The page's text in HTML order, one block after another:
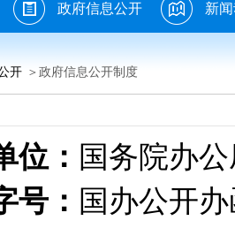
政府信息公开 新
开 ＞政府信息公开制度
位： 国务院办
号： 国办公开